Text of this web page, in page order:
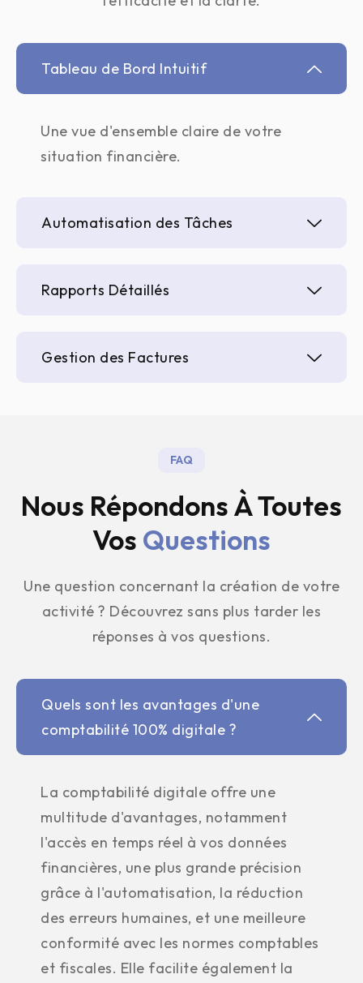
Tableau de Bord Intuitif
Une vue d'ensemble claire de votre
situation financière.
Automatisation des Tâches
Rapports Détaillés
Gestion des Factures
FAQ
Nous Répondons À Toutes
Vos Questions
Une question concernant la création de votre
activité ? Découvrez sans plus tarder les
réponses à vos questions.
Quels sont les avantages d'une
comptabilité 100% digitale ?
La comptabilité digitale offre une
multitude d'avantages, notamment
l'accès en temps réel à vos données
financières, une plus grande précision
grâce à l'automatisation, la réduction
des erreurs humaines, et une meilleure
conformité avec les normes comptables
et fiscales. Elle facilite également la